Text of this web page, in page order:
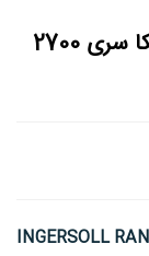
بکس بادی 1/2 درایو اینگرسولرند امریکا سری 2700
INGERSOLL